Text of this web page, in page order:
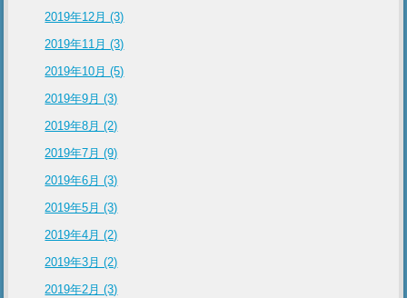
2019年12月 (3)
2019年11月 (3)
2019年10月 (5)
2019年9月 (3)
2019年8月 (2)
2019年7月 (9)
2019年6月 (3)
2019年5月 (3)
2019年4月 (2)
2019年3月 (2)
2019年2月 (3)